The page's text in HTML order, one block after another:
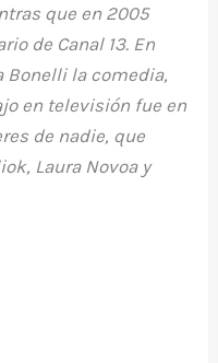
que en 2005
de Canal 13. En
Bonelli la comedia,
en televisión fue en
de nadie, que
Laura Novoa y